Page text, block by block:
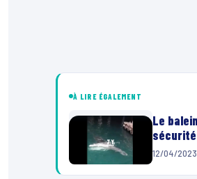
À LIRE ÉGALEMENT
Le
sécurité
12/04/2023